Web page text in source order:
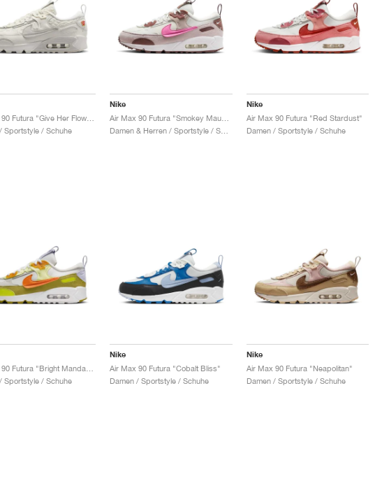
Sportstyle / Schuhe
Nike
Air Max 90 Futura "Smokey Mauve & Playful Pink"
Damen & Herren / Sportstyle / Schuhe
Nike
Air Max 90 Futura "Red Stardust"
Damen / Sportstyle / Schuhe
Sportstyle / Schuhe
Nike
Air Max 90 Futura "Cobalt Bliss"
Damen / Sportstyle / Schuhe
Nike
Air Max 90 Futura "Neapolitan"
Damen / Sportstyle / Schuhe